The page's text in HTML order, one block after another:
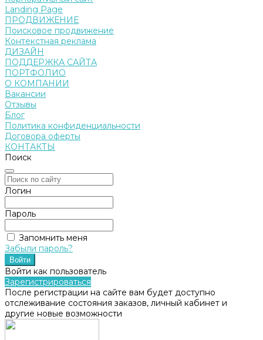
Landing Page
ПРОДВИЖЕНИЕ
Поисковое продвижение
Контекстная реклама
ДИЗАЙН
ПОДДЕРЖКА САЙТА
ПОРТФОЛИО
О КОМПАНИИ
Вакансии
Отзывы
Блог
Политика конфиденциальности
Договора оферты
КОНТАКТЫ
Поиск
Логин
Пароль
Запомнить меня
Забыли пароль?
Войти как пользователь
Зарегистрироваться
После регистрации на сайте вам будет доступно
отслеживание состояния заказов, личный кабинет и
другие новые возможности